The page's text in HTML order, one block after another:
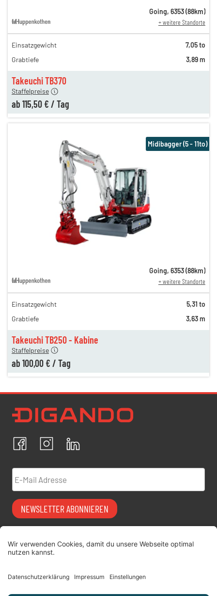
Takeuchi TB370
220,00 €
154,00 €
Staffelpreise
ab 115,50 € / Tag
Going, 6353(88km)
+ weitere Standorte
Einsatzgewicht
7,05 to
Grabtiefe
3,89 m
Takeuchi TB250 - Kabine
200,00 €
137,00 €
Staffelpreise
ab 100,00 € / Tag
Midibagger (5 - 11to)
Going, 6353(88km)
+ weitere Standorte
Einsatzgewicht
5,31 to
Grabtiefe
3,63 m
FacebookInstagram
Ich bestätige, dass ich die
Datenschutzrichtlinien
personenbezogenen Daten einverstanden.
E-Mail Adresse
NEWSLETTER ABONNIEREN
Vermiet-Partner
digitimes | blog
FAQ
Datenschutz